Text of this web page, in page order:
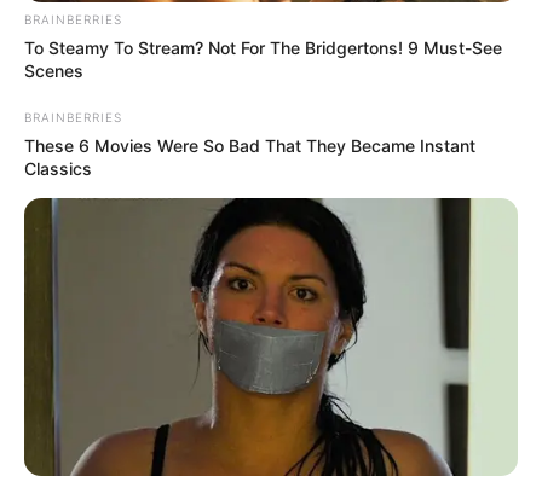
που είχε ταλαιπωρήσει τοΒασιλικό.
Έτσι και σε αυτή την περίπτωση στην φάκα
ηλικιωμένους με τη μέθοδο «άνοιξε θείε» και
μέλη είχαν και έναν πατέρα από την Εύβοια
μαζί με τον ανήλικο γιο του.
Περισσότερα νέα από την Εύβοια
Βαρύ πένθος στην Εύβοια για αγαπημένο
Την λένε «Κυκλάδες χωρίς πλοίο» και είναι 1
ώρα από Χαλκίδα – Υπερβολή ή όχι;
BRAINBERRIES
To Steamy To Stream? Not For The Bridgertons! 9 Must-See
Scenes
BRAINBERRIES
These 6 Movies Were So Bad That They Became Instant
Classics